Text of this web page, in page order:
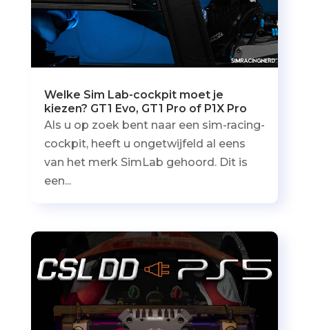
Welke Sim Lab-cockpit moet je
kiezen? GT1 Evo, GT1 Pro of P1X Pro
Als u op zoek bent naar een sim-racing-
cockpit, heeft u ongetwijfeld al eens
van het merk SimLab gehoord. Dit is
een...